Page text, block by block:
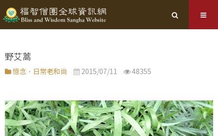
野艾蒿
憶念．日常老和尚 2015/07/11 48355